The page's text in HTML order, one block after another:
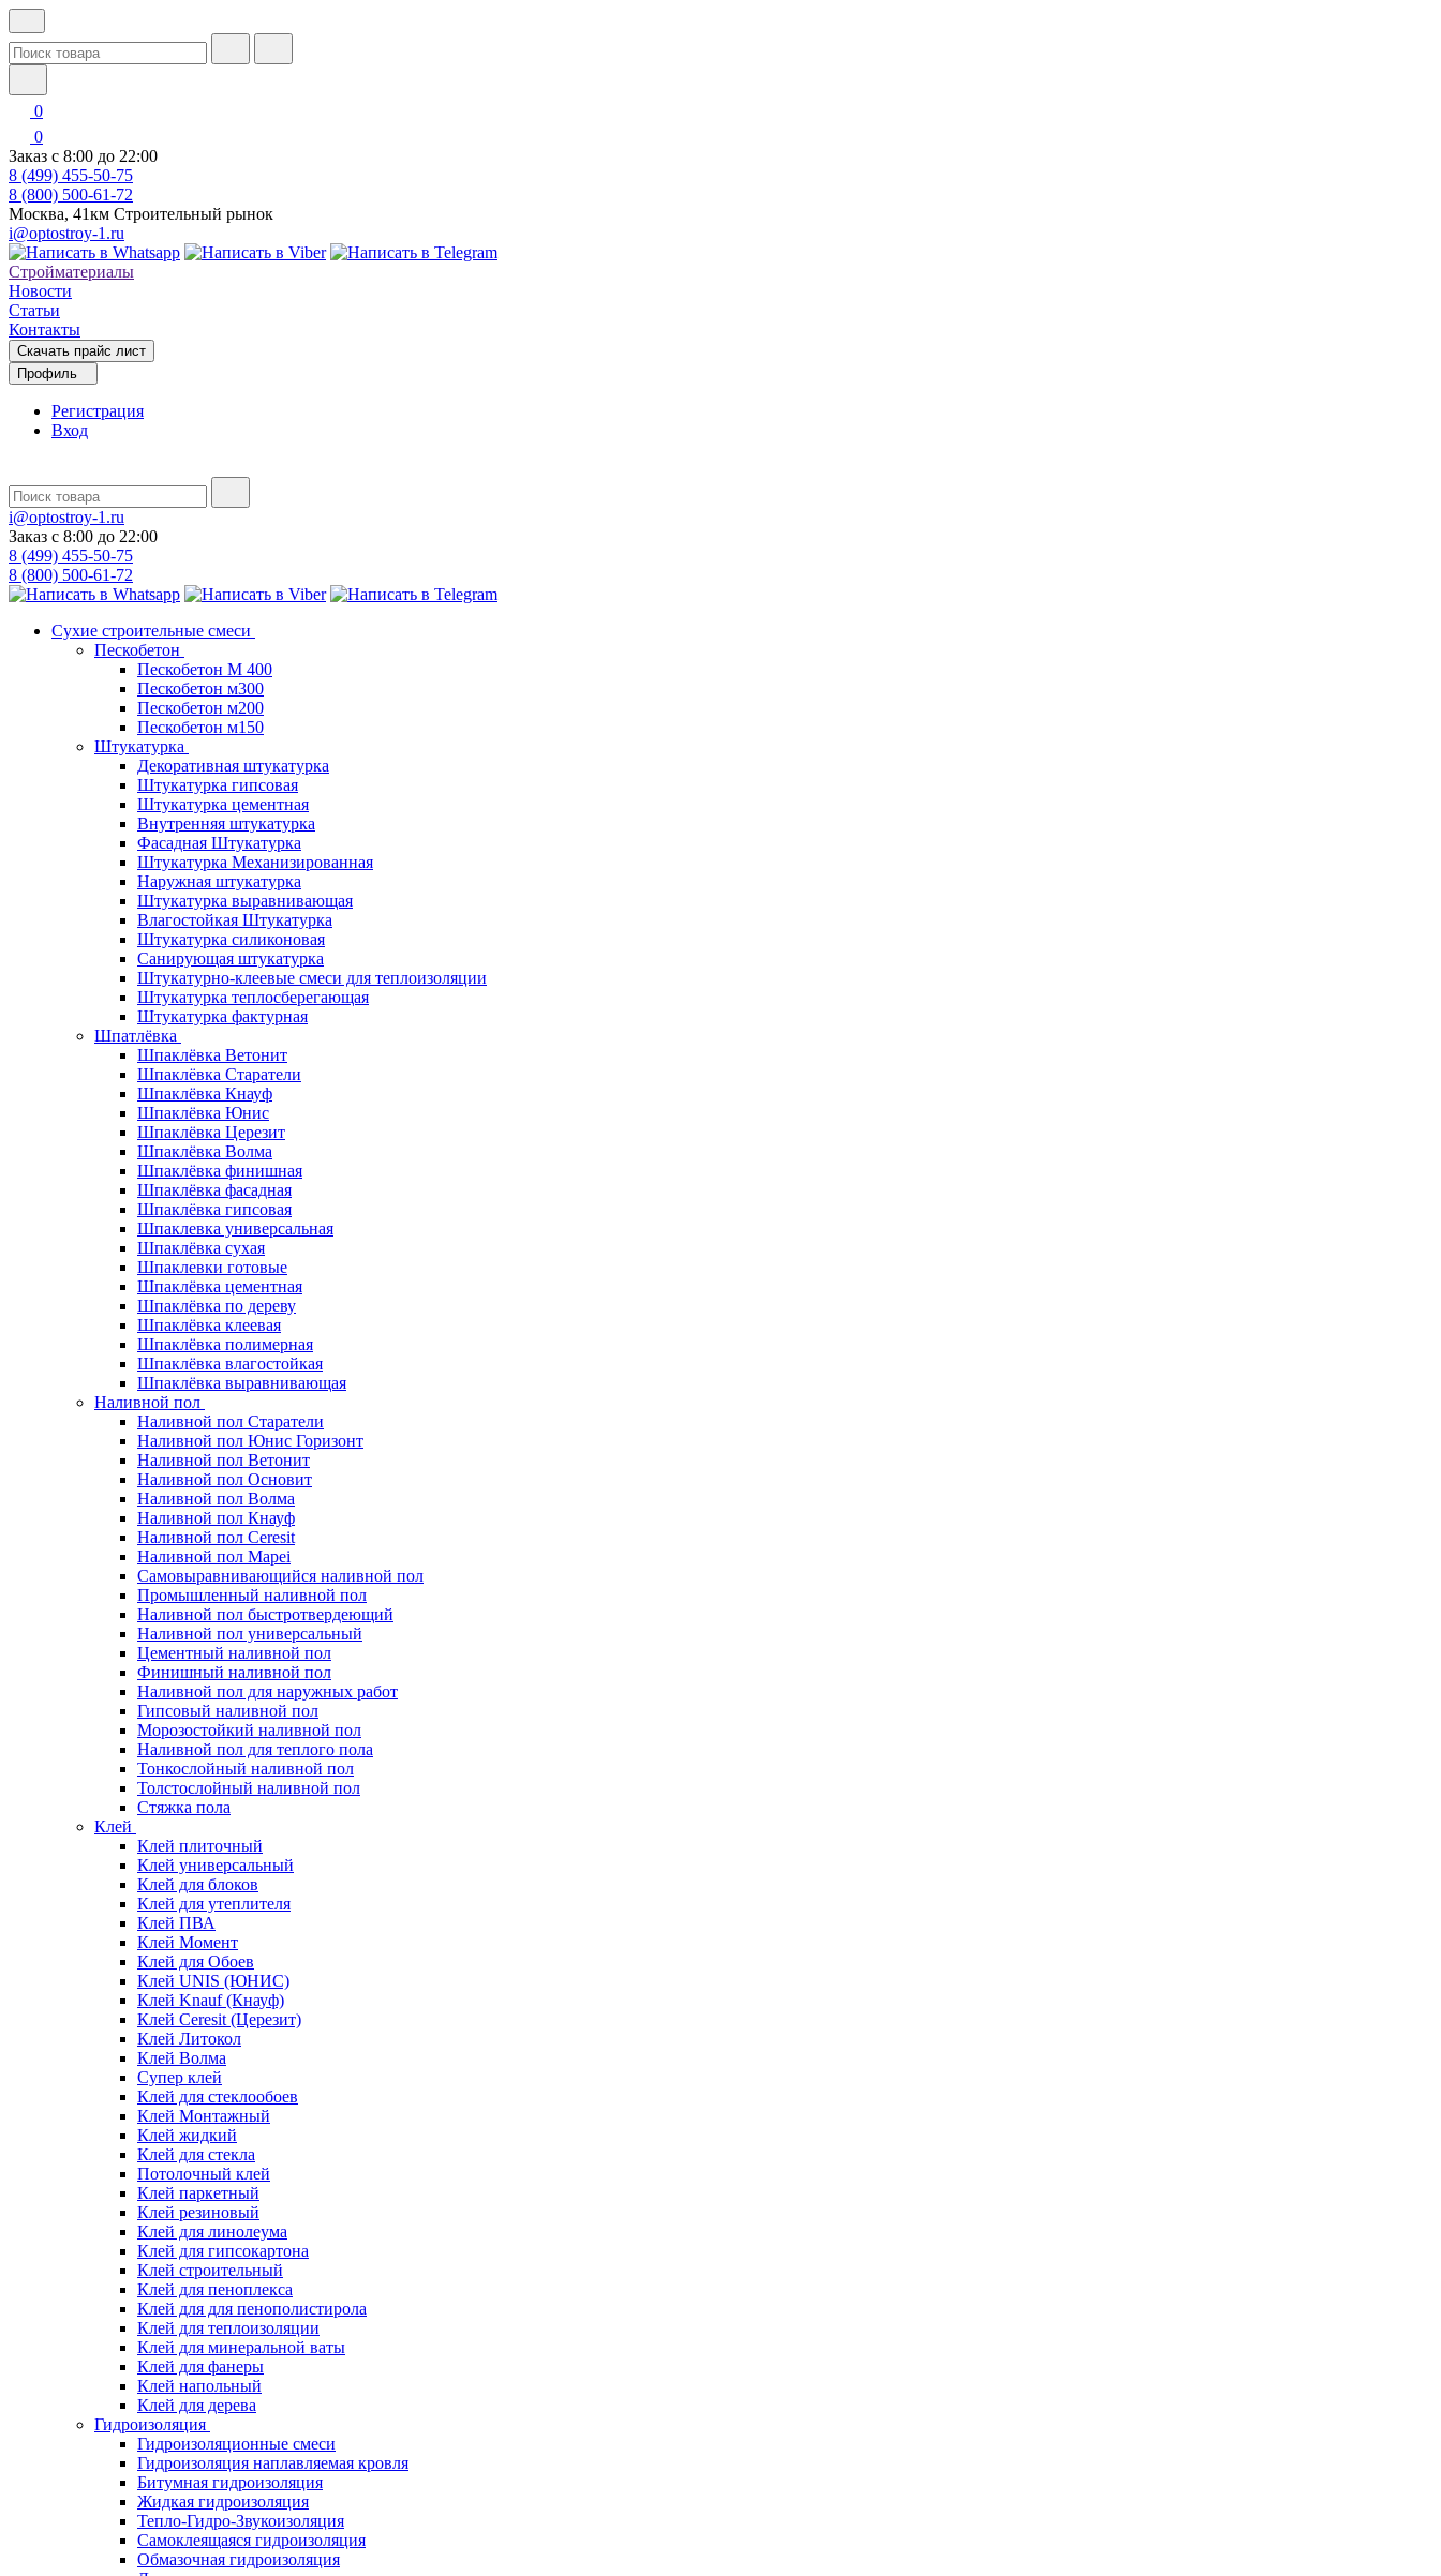
0
0
Заказ с 8:00 до 22:00
8 (499) 455-50-75
8 (800) 500-61-72
Москва, 41км Строительный рынок
i@optostroy-1.ru
Стройматериалы
Новости
Статьи
Контакты
Скачать прайс лист
Профиль
Регистрация
Вход
i@optostroy-1.ru
Заказ с 8:00 до 22:00
8 (499) 455-50-75
8 (800) 500-61-72
Сухие строительные смеси
Пескобетон
Пескобетон М 400
Пескобетон м300
Пескобетон м200
Пескобетон м150
Штукатурка
Декоративная штукатурка
Штукатурка гипсовая
Штукатурка цементная
Внутренняя штукатурка
Фасадная Штукатурка
Штукатурка Механизированная
Наружная штукатурка
Штукатурка выравнивающая
Влагостойкая Штукатурка
Штукатурка силиконовая
Санирующая штукатурка
Штукатурно-клеевые смеси для теплоизоляции
Штукатурка теплосберегающая
Штукатурка фактурная
Шпатлёвка
Шпаклёвка Ветонит
Шпаклёвка Старатели
Шпаклёвка Кнауф
Шпаклёвка Юнис
Шпаклёвка Церезит
Шпаклёвка Волма
Шпаклёвка финишная
Шпаклёвка фасадная
Шпаклёвка гипсовая
Шпаклевка универсальная
Шпаклёвка сухая
Шпаклевки готовые
Шпаклёвка цементная
Шпаклёвка по дереву
Шпаклёвка клеевая
Шпаклёвка полимерная
Шпаклёвка влагостойкая
Шпаклёвка выравнивающая
Наливной пол
Наливной пол Старатели
Наливной пол Юнис Горизонт
Наливной пол Ветонит
Наливной пол Основит
Наливной пол Волма
Наливной пол Кнауф
Наливной пол Ceresit
Наливной пол Mapei
Самовыравнивающийся наливной пол
Промышленный наливной пол
Наливной пол быстротвердеющий
Наливной пол универсальный
Цементный наливной пол
Финишный наливной пол
Наливной пол для наружных работ
Гипсовый наливной пол
Морозостойкий наливной пол
Наливной пол для теплого пола
Тонкослойный наливной пол
Толстослойный наливной пол
Стяжка пола
Клей
Клей плиточный
Клей универсальный
Клей для блоков
Клей для утеплителя
Клей ПВА
Клей Момент
Клей для Обоев
Клей UNIS (ЮНИС)
Клей Knauf (Кнауф)
Клей Ceresit (Церезит)
Клей Литокол
Клей Волма
Супер клей
Клей для стеклообоев
Клей Монтажный
Клей жидкий
Клей для стекла
Потолочный клей
Клей паркетный
Клей резиновый
Клей для линолеума
Клей для гипсокартона
Клей строительный
Клей для пеноплекса
Клей для для пенополистирола
Клей для теплоизоляции
Клей для минеральной ваты
Клей для фанеры
Клей напольный
Клей для дерева
Гидроизоляция
Гидроизоляционные смеси
Гидроизоляция наплавляемая кровля
Битумная гидроизоляция
Жидкая гидроизоляция
Тепло-Гидро-Звукоизоляция
Самоклеящаяся гидроизоляция
Обмазочная гидроизоляция